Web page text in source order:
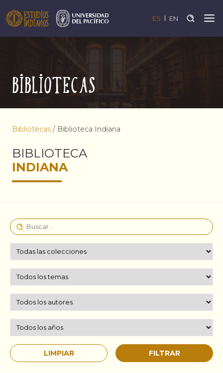
ES EN
Bibliotecas
Bibliotecas / Biblioteca Indiana
BIBLIOTECA
INDIANA